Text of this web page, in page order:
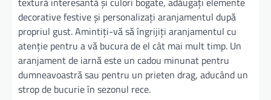
decorative festive și personalizați aranjamentul după
propriul gust. Amintiți-vă să îngrijiți aranjamentul cu
atenție pentru a vă bucura de el cât mai mult timp. Un
aranjament de iarnă este un cadou minunat pentru
dumneavoastră sau pentru un prieten drag, aducând un
strop de bucurie în sezonul rece.